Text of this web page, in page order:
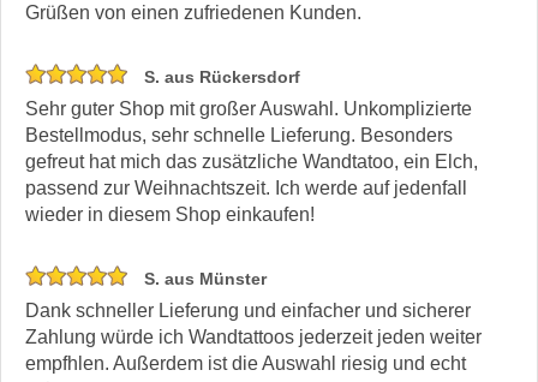
Grüßen von einen zufriedenen Kunden.
S. aus Rückersdorf
Sehr guter Shop mit großer Auswahl. Unkomplizierte
Bestellmodus, sehr schnelle Lieferung. Besonders
gefreut hat mich das zusätzliche Wandtatoo, ein Elch,
passend zur Weihnachtszeit. Ich werde auf jedenfall
wieder in diesem Shop einkaufen!
S. aus Münster
Dank schneller Lieferung und einfacher und sicherer
Zahlung würde ich Wandtattoos jederzeit jeden weiter
empfhlen. Außerdem ist die Auswahl riesig und echt